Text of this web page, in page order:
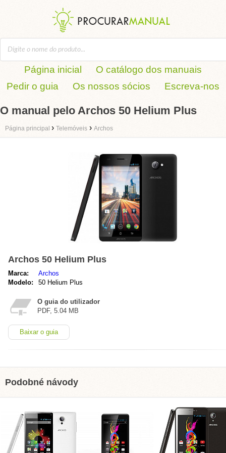
Página inicial
O catálogo dos manuais
Pedir o guia
Os nossos sócios Escreva-nos
O manual pelo Archos 50 Helium Plus
Página principal › Telemóveis › Archos
Archos 50 Helium Plus
Marca:
Archos
Modelo:
50 Helium Plus
O guia do utilizador
PDF, 5.04 MB
Baixar o guia
Podobné návody